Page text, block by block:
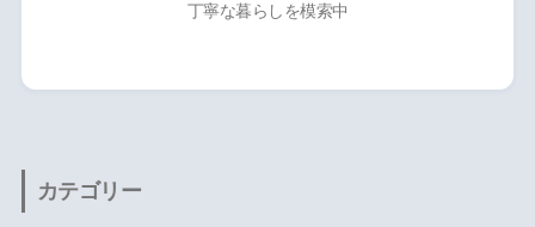
丁寧な暮らしを模索中
カテゴリー